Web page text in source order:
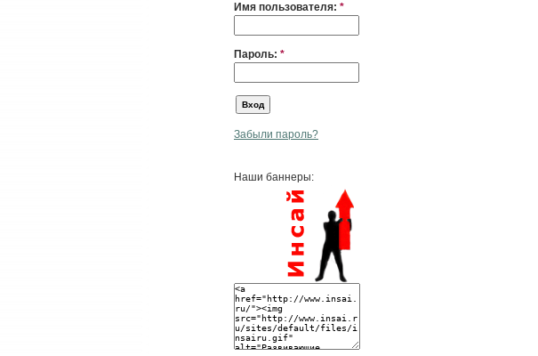
Имя пользователя: *
Пароль: *
Забыли пароль?
Наши баннеры: